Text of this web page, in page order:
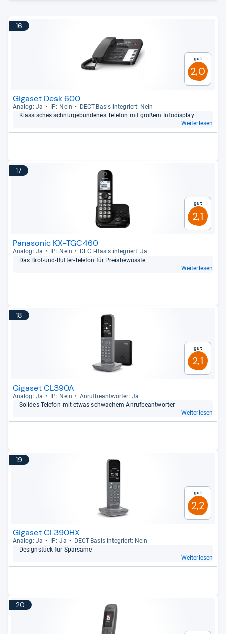
16
Gut
2,0
Gigaset Desk 600
Ana­log: Ja IP: Nein
DECT-​Basis inte­griert: Nein
Klas­si­sches schnur­ge­bun­de­nes Tele­fon mit großem Info­dis­play
Weiterlesen
17
Gut
2,1
Panasonic KX-TGC460
Ana­log: Ja IP: Nein
DECT-​Basis inte­griert: Ja
Das Brot-​und-​But­ter-​Tele­fon für Preis­be­wusste
Weiterlesen
18
Gut
2,1
Gigaset CL390A
Ana­log: Ja IP: Nein
Anruf­be­ant­wor­ter: Ja
Soli­des Tele­fon mit etwas schwa­chem Anruf­be­ant­wor­ter
Weiterlesen
19
Gut
2,2
Gigaset CL390HX
Ana­log: Ja IP: Ja
DECT-​Basis inte­griert: Nein
Desi­gnstück für Spar­same
Weiterlesen
20